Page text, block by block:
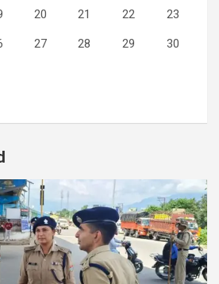
20 21 22 23
27 28 29 30